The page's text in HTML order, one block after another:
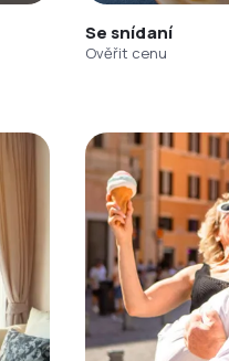
Se snídaní
Ověřit cenu